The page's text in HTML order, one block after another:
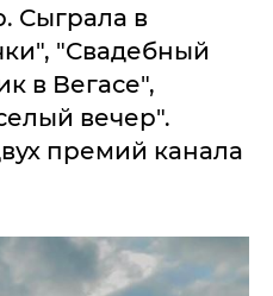
Сыграла в
"Свадебный
в Вегасе",
вечер".
премий канала